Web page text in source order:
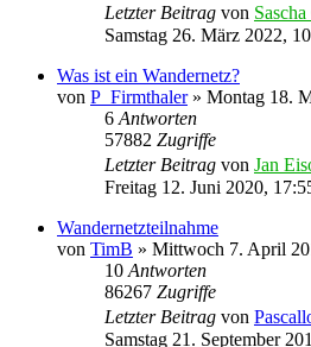
Letzter Beitrag von
Samstag 26. März 2022,
Was ist ein Wandernetz?
von P_Firmthaler» Montag 18.
6 Antworten
57882 Zugriffe
Letzter Beitrag von Jan
Freitag 12. Juni 2020,
Wandernetzteilnahme
von TimB » Mittwoch 7. April
10 Antworten
86267 Zugriffe
Letzter Beitrag von
Samstag 21. September